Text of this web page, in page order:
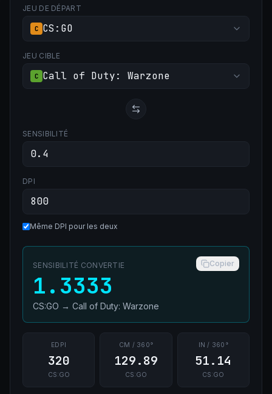
JEU DE DÉPART
C CS:GO
JEU CIBLE
C Call of Duty: Warzone
SENSIBILITÉ
DPI
Même DPI pour les deux
SENSIBILITÉ CONVERTIE Copier
1.3333
CS:GO → Call of Duty: Warzone
EDPI
320
CS:GO
CM / 360°
129.89
CS:GO
IN / 360°
51.14
CS:GO